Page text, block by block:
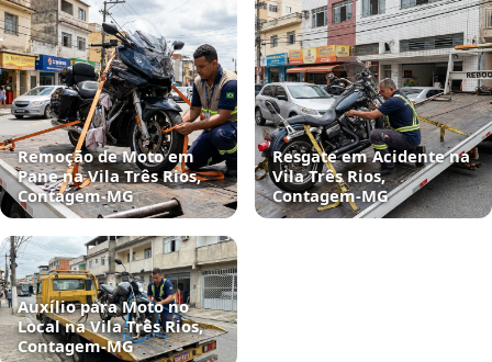
Remoção de Moto em
Pane na Vila Três Rios,
Contagem‑MG
Resgate em Acidente na
Vila Três Rios,
Contagem‑MG
Auxílio para Moto no
Local na Vila Três Rios,
Contagem‑MG